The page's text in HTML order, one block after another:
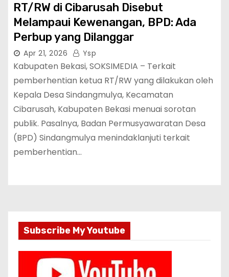
RT/RW di Cibarusah Disebut
Melampaui Kewenangan, BPD: Ada
Perbup yang Dilanggar
Apr 21, 2026 Ysp
Kabupaten Bekasi, SOKSIMEDIA – Terkait
pemberhentian ketua RT/RW yang dilakukan oleh
Kepala Desa Sindangmulya, Kecamatan
Cibarusah, Kabupaten Bekasi menuai sorotan
publik. Pasalnya, Badan Permusyawaratan Desa
(BPD) Sindangmulya menindaklanjuti terkait
pemberhentian…
Subscribe My Youtube